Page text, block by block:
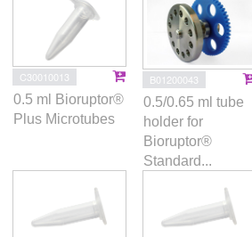
C30010013
0.5 ml Bioruptor®
Plus Microtubes
B01200043
0.5/0.65 ml tube
holder for
Bioruptor®
Standard...